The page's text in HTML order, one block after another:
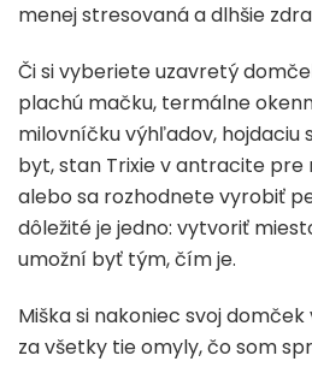
menej stresovaná a dlhšie
Či si vyberiete uzavretý
plachú mačku, termálne
milovníčku výhľadov, hojdaciu
byt, stan Trixie v antracite
alebo sa rozhodnete vyrobiť
dôležité je jedno: vytvoriť
umožní byť tým, čím je.
Miška si nakoniec svoj
za všetky tie omyly, čo som